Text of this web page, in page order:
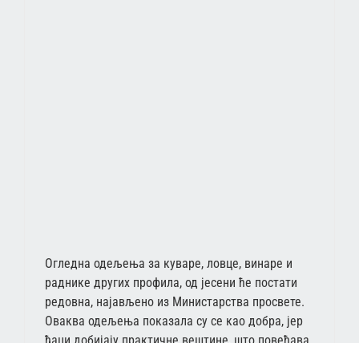
Огледна одељења за куваре, ловце, винаре и
раднике других профила, од јесени ће постати
редовна, најављено из Министарства просвете.
Оваква одељења показала су се као добра, јер